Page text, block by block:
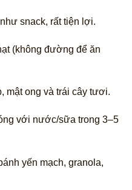
snack, rất tiện lợi.
(không đường để ăn
mật ong và trái cây tươi.
với nước/sữa trong 3–5
yến mạch, granola,